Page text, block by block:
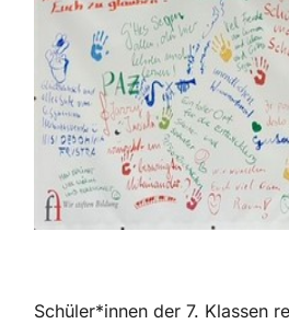
Schüler*innen der 7. Klassen